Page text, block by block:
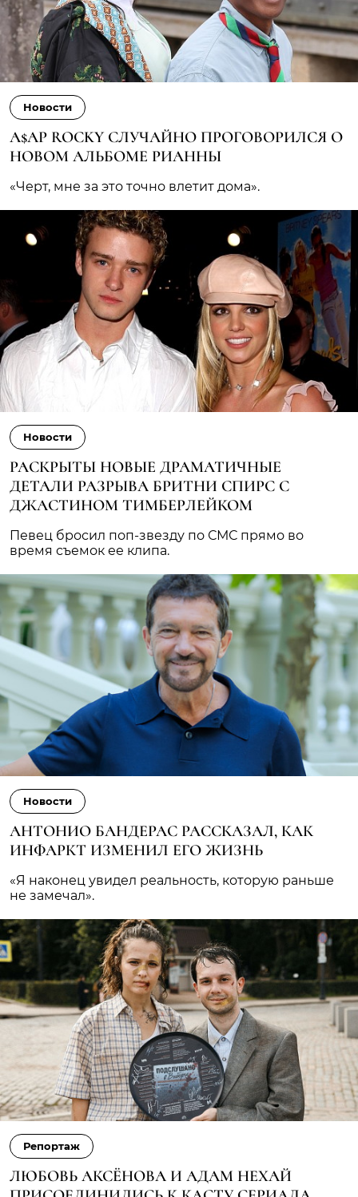
Новости
A$AP ROCKY СЛУЧАЙНО ПРОГОВОРИЛСЯ О
НОВОМ АЛЬБОМЕ РИАННЫ
«Черт, мне за это точно влетит дома».
Новости
РАСКРЫТЫ НОВЫЕ ДРАМАТИЧНЫЕ
ДЕТАЛИ РАЗРЫВА БРИТНИ СПИРС С
ДЖАСТИНОМ ТИМБЕРЛЕЙКОМ
Певец бросил поп-звезду по СМС прямо во
время съемок ее клипа.
Новости
АНТОНИО БАНДЕРАС РАССКАЗАЛ, КАК
ИНФАРКТ ИЗМЕНИЛ ЕГО ЖИЗНЬ
«Я наконец увидел реальность, которую раньше
не замечал».
Репортаж
ЛЮБОВЬ АКСЁНОВА И АДАМ НЕХАЙ